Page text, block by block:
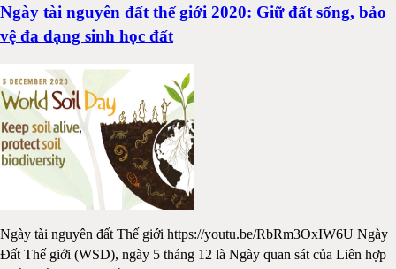
Ngày tài nguyên đất thế giới 2020: Giữ đất sống, bảo
vệ đa dạng sinh học đất
Ngày tài nguyên đất Thế giới https://youtu.be/RbRm3OxIW6U Ngày
Đất Thế giới (WSD), ngày 5 tháng 12 là Ngày quan sát của Liên hợp